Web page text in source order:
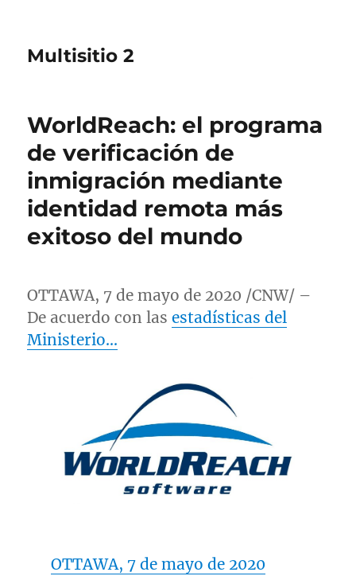
Multisitio 2
WorldReach: el programa
de verificación de
inmigración mediante
identidad remota más
exitoso del mundo
OTTAWA, 7 de mayo de 2020 /CNW/ –
De acuerdo con lasestadísticas del
Ministerio…
OTTAWA, 7 de mayo de 2020